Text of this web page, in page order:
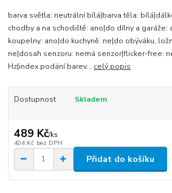
barva světla: neutrální bílá|barva těla:
chodby a na schodiště: ano|do dílny a garáže:
koupelny: ano|do kuchyně: ne|do obýváku,
ne|dosah senzoru: nemá senzor|flicker-free:
Hz|index podání barev... celý popis
Dostupnost Skladem
489 Kč/ks
404 Kč bez DPH
Přidat do košíku